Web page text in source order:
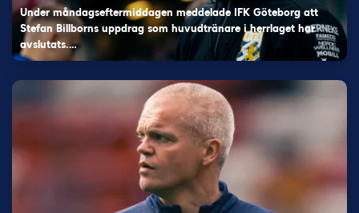
Under måndagseftermiddagen meddelade IFK Göteborg att
Stefan Billborns uppdrag som huvudtränare i herrlaget har
avslutats.…